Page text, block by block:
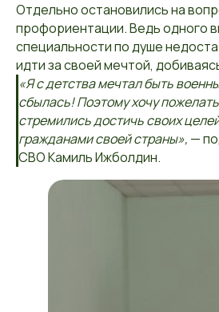
Отдельно остановились на
профориентации. Ведь одного
специальности по душе
идти за своей мечтой,
«Я с детства мечтал быть
сбылась! Поэтому хочу
стремились достичь своих
гражданами своей страны», —
СВО Камиль Ижболдин.